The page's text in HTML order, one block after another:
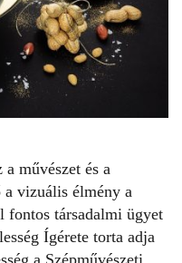
művészet és a
vizuális élmény a
fontos társadalmi ügyet
Ígérete torta adja
a Szépművészeti